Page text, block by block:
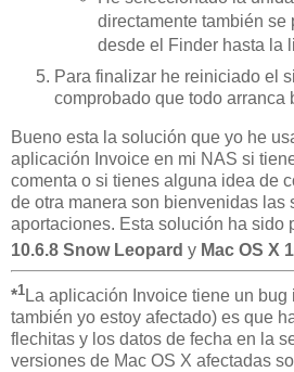
directamente también se
desde el Finder hasta la
Para finalizar he reiniciado el
comprobado que todo arranca
Bueno esta la solución que yo he
aplicación Invoice en mi NAS si
comenta o si tienes alguna idea de
de otra manera son bienvenidas las
aportaciones. Esta solución ha sido
10.6.8 Snow Leopard y Mac OS X
*1 La aplicación Invoice tiene un bug
también yo estoy afectado) es que
flechitas y los datos de fecha en la
versiones de Mac OS X afectadas